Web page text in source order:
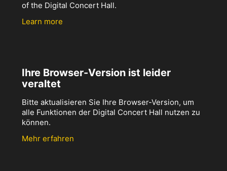
of the Digital Concert Hall.
Learn more
Ihre Browser-Version ist leider
veraltet
Bitte aktualisieren Sie Ihre Browser-Version, um
alle Funktionen der Digital Concert Hall nutzen zu
können.
Mehr erfahren